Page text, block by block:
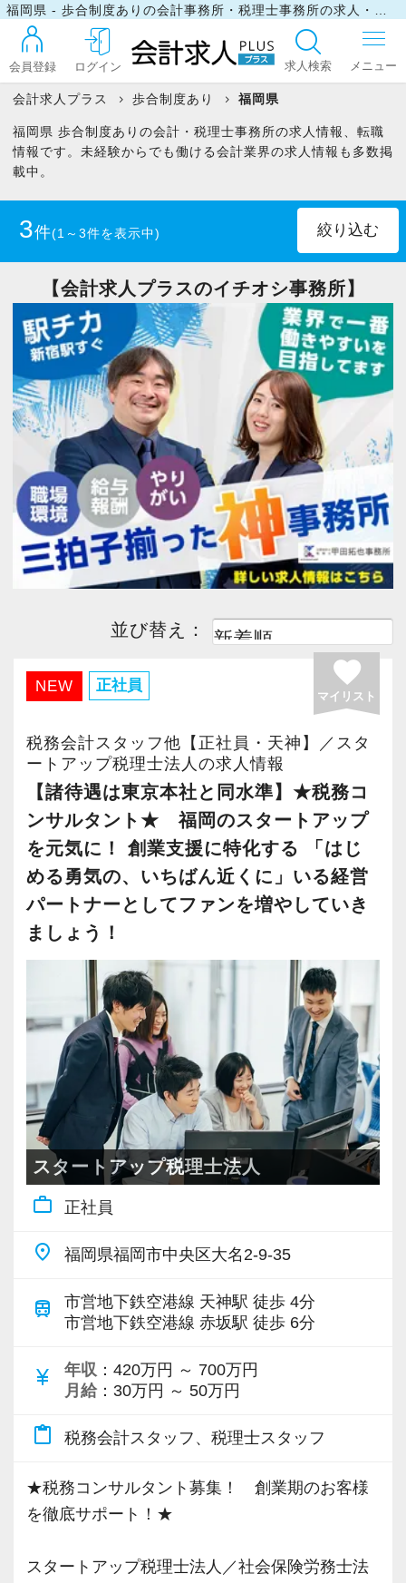
会員登録 ログイン 求人検索
ログイン
マイリスト
お問い合わせ
今すぐ会員登録
PC版サイトを見る
採用ご担当者様
会計求人プラス 歩合制度あり 福岡県
福岡県 歩合制度ありの会計・税理士事務所の求人情報、転職
情報です。未経験からでも働ける会計業界の求人情報も多数掲
載中。
3件(1～3件を表示中)
正社員(3)
【会計求人プラスのイチオシ事務所】
並び替え：
NEW 正社員 favorite
マイリスト
税務会計スタッフ他【正社員・天神】／スタ
ートアップ税理士法人の求人情報
【諸待遇は東京本社と同水準】★税務コ
ンサルタント★ 福岡のスタートアップ
を元気に！ 創業支援に特化する 「はじ
める勇気の、いちばん近くに」いる経営
パートナーとしてファンを増やしていき
ましょう！
スタートアップ税理士法人
work_outline 正社員
place 福岡県福岡市中央区大名2-9-35
train
市営地下鉄空港線 天神駅 徒歩 4分
市営地下鉄空港線 赤坂駅 徒歩 6分
currency_yen 年収 ：420万円 ～ 700万円
月給 ：30万円 ～ 50万円
content_paste 税務会計スタッフ、税理士スタッフ
★税務コンサルタント募集！ 創業期のお客様
を徹底サポート！★
スタートアップ税理士法人／社会保険労務士法